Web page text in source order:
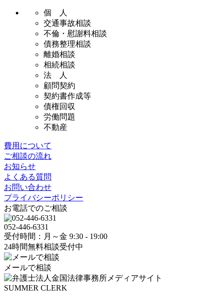
個 人
交通事故相談
不倫・慰謝料相談
債務整理相談
離婚相談
相続相談
法 人
顧問契約
契約書作成等
債権回収
労働問題
不動産
費用について
ご相談の流れ
お知らせ
よくある質問
お問い合わせ
プライバシーポリシー
お電話でのご相談
052-446-6331
受付時間：月～金 9:30 - 19:00
24時間無料相談受付中
メールで相談
SUMMER CLERK